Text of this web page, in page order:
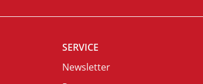
SERVICE
Newsletter